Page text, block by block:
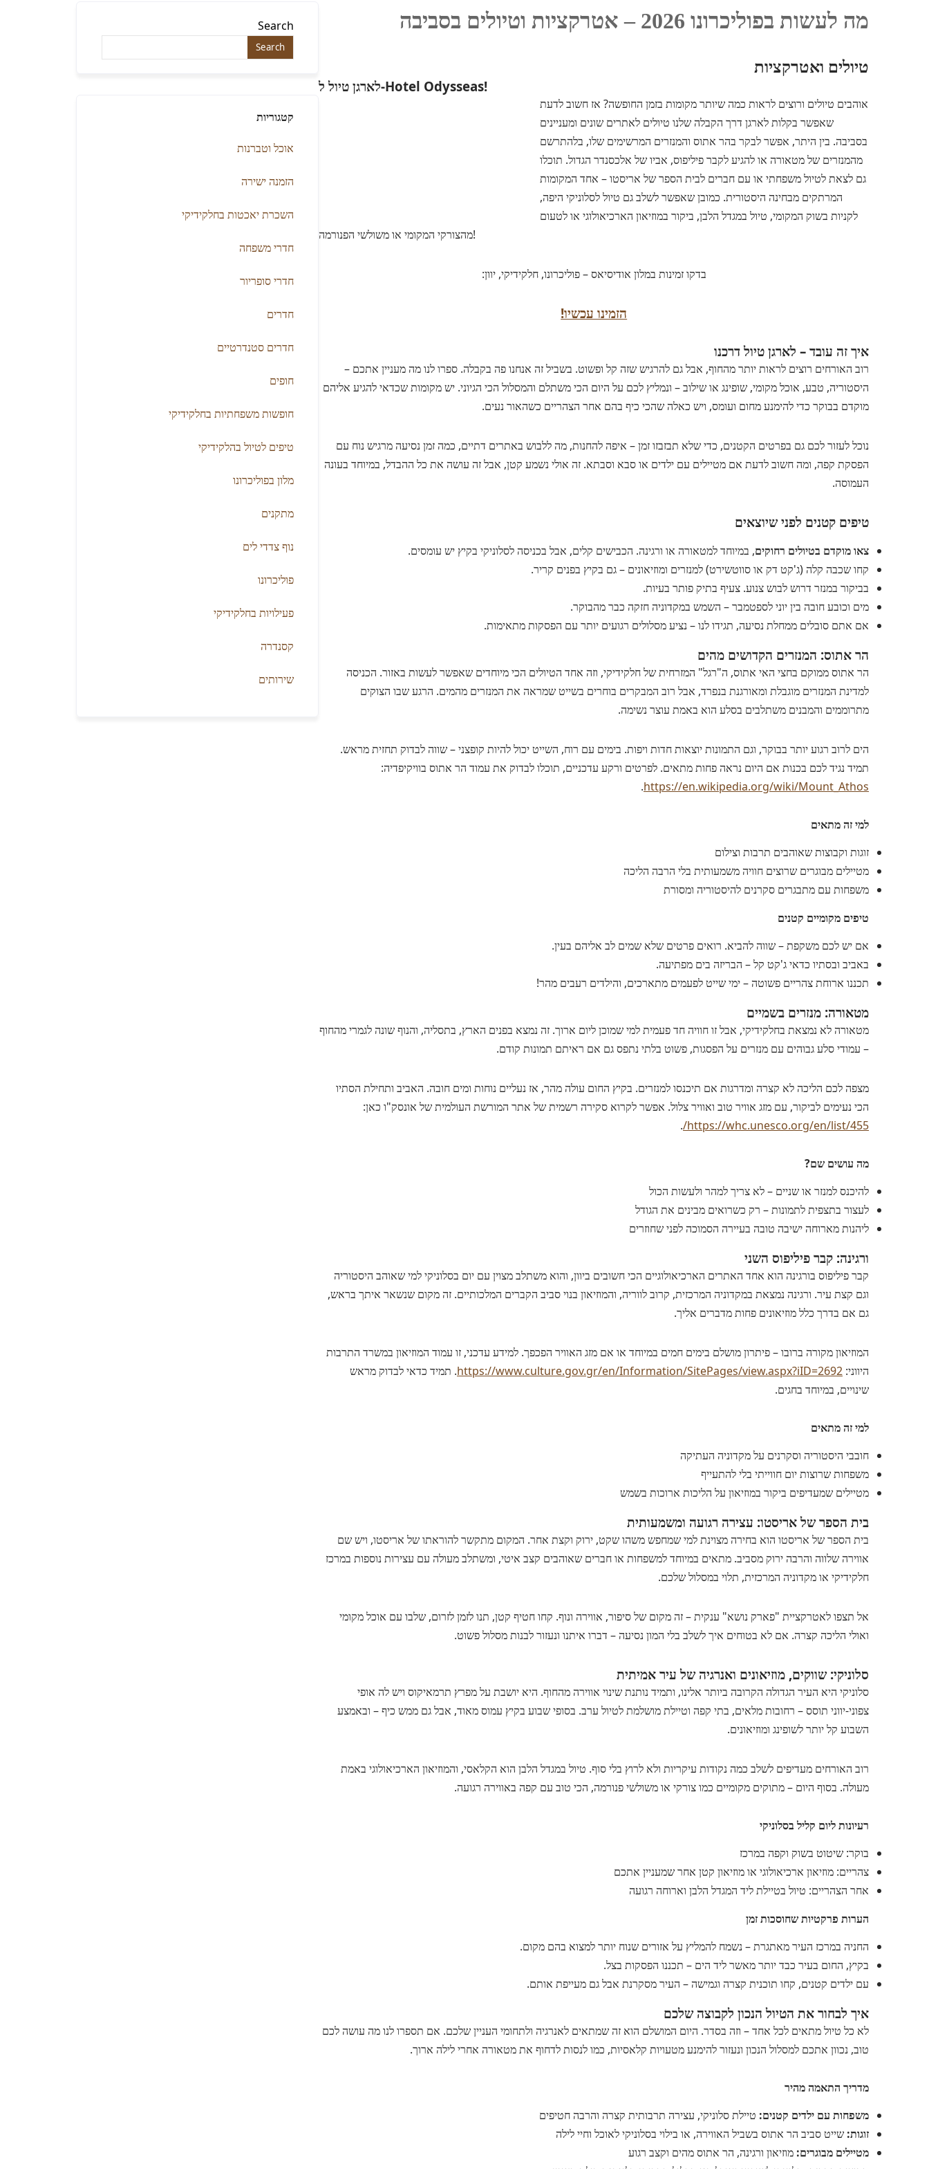
מה לעשות בפוליכרונו 2026 – אטרקציות וטיולים בסביבה
טיולים ואטרקציות
לארגן טיול ל-Hotel Odysseas!
אוהבים טיולים ורוצים לראות כמה שיותר מקומות בזמן החופשה? אז חשוב לדעת
שאפשר בקלות לארגן דרך הקבלה שלנו טיולים לאתרים שונים ומעניינים
בסביבה. בין היתר, אפשר לבקר בהר אתוס והמנזרים המרשימים שלו, בלהתרשם
מהמנזרים של מטאורה או להגיע לקבר פיליפוס, אביו של אלכסנדר הגדול. תוכלו
גם לצאת לטיול משפחתי או עם חברים לבית הספר של אריסטו – אחד המקומות
המרתקים מבחינה היסטורית. כמובן שאפשר לשלב גם טיול לסלוניקי היפה,
לקניות בשוק המקומי, טיול במגדל הלבן, ביקור במוזיאון הארכיאולוגי או לטעום
מהצורקי המקומי או משולשי הפנורמה!
בדקו זמינות במלון אודיסיאס – פוליכרונו, חלקידיקי, יוון:
הזמינו עכשיו!
איך זה עובד – לארגן טיול דרכנו
רוב האורחים רוצים לראות יותר מהחוף, אבל גם להרגיש שזה קל ופשוט. בשביל זה אנחנו פה בקבלה. ספרו לנו מה מעניין אתכם –
היסטוריה, טבע, אוכל מקומי, שופינג או שילוב – ונמליץ לכם על היום הכי משתלם והמסלול הכי הגיוני. יש מקומות שכדאי להגיע אליהם
מוקדם בבוקר כדי להימנע מחום ועומס, ויש כאלה שהכי כיף בהם אחר הצהריים כשהאור נעים.
נוכל לעזור לכם גם בפרטים הקטנים, כדי שלא תבזבזו זמן – איפה להחנות, מה ללבוש באתרים דתיים, כמה זמן נסיעה מרגיש נוח עם
הפסקת קפה, ומה חשוב לדעת אם מטיילים עם ילדים או סבא וסבתא. זה אולי נשמע קטן, אבל זה עושה את כל ההבדל, במיוחד בעונה
העמוסה.
טיפים קטנים לפני שיוצאים
צאו מוקדם בטיולים רחוקים, במיוחד למטאורה או ורגינה. הכבישים קלים, אבל בכניסה לסלוניקי בקיץ יש עומסים.
קחו שכבה קלה (ג'קט דק או סווטשירט) למנזרים ומוזיאונים – גם בקיץ בפנים קריר.
בביקור במנזר דרוש לבוש צנוע. צעיף בתיק פותר בעיות.
מים וכובע חובה בין יוני לספטמבר – השמש במקדוניה חזקה כבר מהבוקר.
אם אתם סובלים ממחלת נסיעה, תגידו לנו – נציע מסלולים רגועים יותר עם הפסקות מתאימות.
הר אתוס: המנזרים הקדושים מהים
הר אתוס ממוקם בחצי האי אתוס, ה"רגל" המזרחית של חלקידיקי, וזה אחד הטיולים הכי מיוחדים שאפשר לעשות באזור. הכניסה
למדינת המנזרים מוגבלת ומאורגנת בנפרד, אבל רוב המבקרים בוחרים בשייט שמראה את המנזרים מהמים. הרגע שבו הצוקים
מתרוממים והמבנים משתלבים בסלע הוא באמת עוצר נשימה.
הים לרוב רגוע יותר בבוקר, וגם התמונות יוצאות חדות ויפות. בימים עם רוח, השייט יכול להיות קופצני – שווה לבדוק תחזית מראש.
תמיד נגיד לכם בכנות אם היום נראה פחות מתאים. לפרטים ורקע עדכניים, תוכלו לבדוק את עמוד הר אתוס בוויקיפדיה:
https://en.wikipedia.org/wiki/Mount_Athos
.
למי זה מתאים
זוגות וקבוצות שאוהבים תרבות וצילום
מטיילים מבוגרים שרוצים חוויה משמעותית בלי הרבה הליכה
משפחות עם מתבגרים סקרנים להיסטוריה ומסורת
טיפים מקומיים קטנים
אם יש לכם משקפת – שווה להביא. רואים פרטים שלא שמים לב אליהם בעין.
באביב ובסתיו כדאי ג'קט קל – הבריזה בים מפתיעה.
תכננו ארוחת צהריים פשוטה – ימי שייט לפעמים מתארכים, והילדים רעבים מהר!
מטאורה: מנזרים בשמיים
מטאורה לא נמצאת בחלקידיקי, אבל זו חוויה חד פעמית למי שמוכן ליום ארוך. זה נמצא בפנים הארץ, בתסליה, והנוף שונה לגמרי מהחוף
– עמודי סלע גבוהים עם מנזרים על הפסגות, פשוט בלתי נתפס גם אם ראיתם תמונות קודם.
מצפה לכם הליכה לא קצרה ומדרגות אם תיכנסו למנזרים. בקיץ החום עולה מהר, אז נעליים נוחות ומים חובה. האביב ותחילת הסתיו
הכי נעימים לביקור, עם מזג אוויר טוב ואוויר צלול. אפשר לקרוא סקירה רשמית של אתר המורשת העולמית של אונסק"ו כאן:
https://whc.unesco.org/en/list/455/
.
מה עושים שם?
להיכנס למנזר או שניים – לא צריך למהר ולעשות הכול
לעצור בתצפית לתמונות – רק כשרואים מבינים את הגודל
ליהנות מארוחה ישיבה טובה בעיירה הסמוכה לפני שחוזרים
ורגינה: קבר פיליפוס השני
קבר פיליפוס בורגינה הוא אחד האתרים הארכיאולוגיים הכי חשובים ביוון, והוא משתלב מצוין עם יום בסלוניקי למי שאוהב היסטוריה
וגם קצת עיר. ורגינה נמצאת במקדוניה המרכזית, קרוב לווריה, והמוזיאון בנוי סביב הקברים המלכותיים. זה מקום שנשאר איתך בראש,
גם אם בדרך כלל מוזיאונים פחות מדברים אליך.
המוזיאון מקורה ברובו – פיתרון מושלם בימים חמים במיוחד או אם מזג האוויר הפכפך. למידע עדכני, זו עמוד המוזיאון במשרד התרבות
היווני: https://www.culture.gov.gr/en/Information/SitePages/view.aspx?iID=2692. תמיד כדאי לבדוק מראש
שינויים, במיוחד בחגים.
למי זה מתאים
חובבי היסטוריה וסקרנים על מקדוניה העתיקה
משפחות שרוצות יום חווייתי בלי להתעייף
מטיילים שמעדיפים ביקור במוזיאון על הליכות ארוכות בשמש
בית הספר של אריסטו: עצירה רגועה ומשמעותית
בית הספר של אריסטו הוא בחירה מצוינת למי שמחפש משהו שקט, ירוק וקצת אחר. המקום מתקשר להוראתו של אריסטו, ויש שם
אווירה שלווה והרבה ירוק מסביב. מתאים במיוחד למשפחות או חברים שאוהבים קצב איטי, ומשתלב מעולה עם עצירות נוספות במרכז
חלקידיקי או מקדוניה המרכזית, תלוי במסלול שלכם.
אל תצפו לאטרקציית "פארק נושא" ענקית – זה מקום של סיפור, אווירה ונוף. קחו חטיף קטן, תנו לזמן לזרום, שלבו עם אוכל מקומי
ואולי הליכה קצרה. אם לא בטוחים איך לשלב בלי המון נסיעה – דברו איתנו ונעזור לבנות מסלול פשוט.
סלוניקי: שווקים, מוזיאונים ואנרגיה של עיר אמיתית
סלוניקי היא העיר הגדולה הקרובה ביותר אלינו, ותמיד נותנת שינוי אווירה מהחוף. היא יושבת על מפרץ תרמאיקוס ויש לה אופי
צפוני-יווני תוסס – רחובות מלאים, בתי קפה וטיילת מושלמת לטיול ערב. בסופי שבוע בקיץ עמוס מאוד, אבל גם ממש כיף – ובאמצע
השבוע קל יותר לשופינג ומוזיאונים.
רוב האורחים מעדיפים לשלב כמה נקודות עיקריות ולא לרוץ בלי סוף. טיול במגדל הלבן הוא הקלאסי, והמוזיאון הארכיאולוגי באמת
מעולה. בסוף היום – מתוקים מקומיים כמו צורקי או משולשי פנורמה, הכי טוב עם קפה באווירה רגועה.
רעיונות ליום קליל בסלוניקי
בוקר: שיטוט בשוק וקפה במרכז
צהריים: מוזיאון ארכיאולוגי או מוזיאון קטן אחר שמעניין אתכם
אחר הצהריים: טיול בטיילת ליד המגדל הלבן וארוחה רגועה
הערות פרקטיות שחוסכות זמן
החניה במרכז העיר מאתגרת – נשמח להמליץ על אזורים שנוח יותר למצוא בהם מקום.
בקיץ, החום בעיר כבד יותר מאשר ליד הים – תכננו הפסקות בצל.
עם ילדים קטנים, קחו תוכנית קצרה וגמישה – העיר מסקרנת אבל גם מעייפת אותם.
איך לבחור את הטיול הנכון לקבוצה שלכם
לא כל טיול מתאים לכל אחד – וזה בסדר. היום המושלם הוא זה שמתאים לאנרגיה ולתחומי העניין שלכם. אם תספרו לנו מה עושה לכם
טוב, נכוון אתכם למסלול הנכון ונעזור להימנע מטעויות קלאסיות, כמו לנסות לדחוף את מטאורה אחרי לילה ארוך.
מדריך התאמה מהיר
משפחות עם ילדים קטנים: טיילת סלוניקי, עצירה תרבותית קצרה והרבה חטיפים
זוגות: שייט סביב הר אתוס בשביל האווירה, או בילוי בסלוניקי לאוכל וחיי לילה
מטיילים מבוגרים: מוזיאון ורגינה, הר אתוס מהים וקצב רגוע
Search
קטגוריות
אוכל וטברנות
הזמנה ישירה
השכרת יאכטות בחלקידיקי
חדרי משפחה
חדרי סופריור
חדרים
חדרים סטנדרטיים
חופים
חופשות משפחתיות בחלקידיקי
טיפים לטיול בהלקידיקי
מלון בפוליכרונו
מתקנים
נוף צדדי לים
פוליכרונו
פעילויות בחלקידיקי
קסנדרה
שירותים